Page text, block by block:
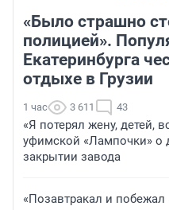
«Было страшно
полицией».
Екатеринбурга
отдыхе в Грузии
1 час 3 611 43
«Я потерял жену, детей,
уфимской «Лампочки» о
закрытии завода
«Позавтракал и